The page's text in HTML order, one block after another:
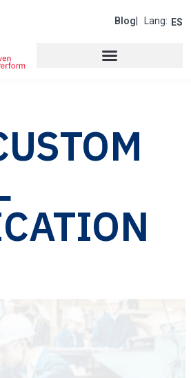
ES
| Lang:
Blog